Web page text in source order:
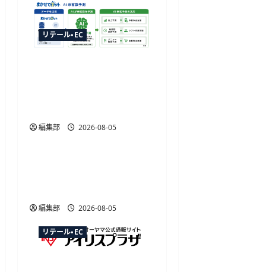
リテール・EC
編集部 2026-08-05
リテール・EC
編集部 2026-08-05
リテール・EC